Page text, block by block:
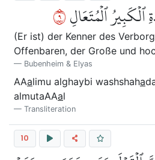
ٱلۡمُتَعَالِ٩
(Er ist) der Kenner des
Offenbaren, der Große und
Bubenheim & Elyas
AAalimu alghaybi washshaha
almutaAAal
Transliteration
10